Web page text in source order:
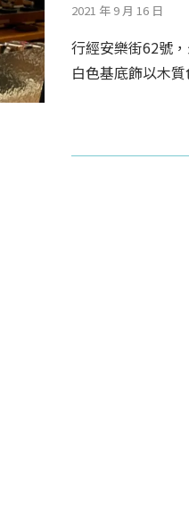
2021 年 9 月 16 日
行經安樂街62號
白色基底飾以木